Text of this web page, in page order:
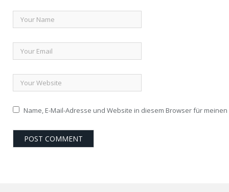
Name, E-Mail-Adresse und Website in diesem Browser für